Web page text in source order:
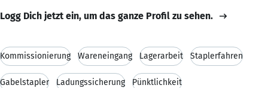
Logg Dich jetzt ein, um das ganze Profil zu sehen.
Kommissionierung Wareneingang Lagerarbeit Staplerfahren
Gabelstapler Ladungssicherung Pünktlichkeit